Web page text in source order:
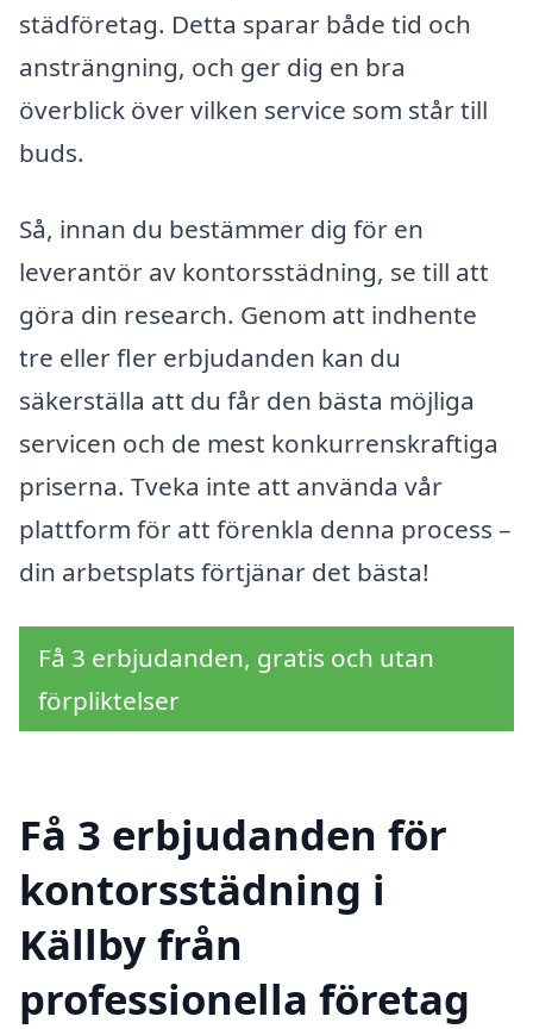
städföretag. Detta sparar både tid och
ansträngning, och ger dig en bra
överblick över vilken service som står till
buds.
Så, innan du bestämmer dig för en
leverantör av kontorsstädning, se till att
göra din research. Genom att indhente
tre eller fler erbjudanden kan du
säkerställa att du får den bästa möjliga
servicen och de mest konkurrenskraftiga
priserna. Tveka inte att använda vår
plattform för att förenkla denna process –
din arbetsplats förtjänar det bästa!
Få 3 erbjudanden, gratis och utan
förpliktelser
Få 3 erbjudanden för
kontorsstädning i
Källby från
professionella företag